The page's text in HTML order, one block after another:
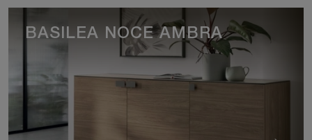
BASILEA NOCE AMBRA